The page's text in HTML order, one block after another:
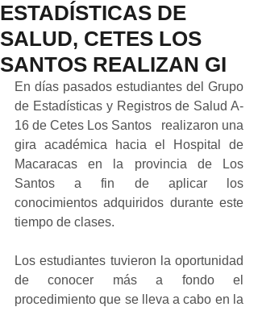
ESTADÍSTICAS DE
SALUD, CETES LOS
SANTOS REALIZAN GI
En días pasados estudiantes del Grupo
de Estadísticas y Registros de Salud A-
16 de Cetes Los Santos   realizaron una
gira académica hacia el Hospital de
Macaracas en la provincia de Los
Santos a fin de aplicar los
conocimientos adquiridos durante este
tiempo de clases.
Los estudiantes tuvieron la oportunidad
de conocer más a fondo el
procedimiento que se lleva a cabo en la